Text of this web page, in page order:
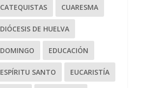
CATEQUISTAS CUARESMA
DIÓCESIS DE HUELVA
DOMINGO EDUCACIÓN
ESPÍRITU SANTO EUCARISTÍA